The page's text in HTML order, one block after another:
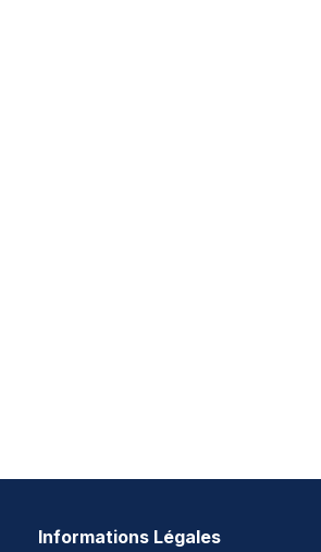
Informations Légales